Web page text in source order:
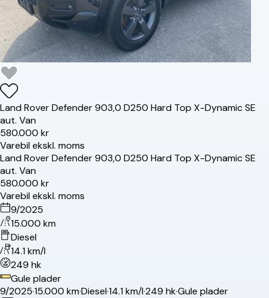
Land RoverDefender 903,0 D250 Hard Top X-Dynamic SE
aut. Van
580.000 kr
Varebil ekskl. moms
Land RoverDefender 903,0 D250 Hard Top X-Dynamic SE
aut. Van
580.000 kr
Varebil ekskl. moms
9/2025
15.000 km
Diesel
14.1 km/l
249 hk
Gule plader
9/2025·15.000 km·Diesel·14.1 km/l·249 hk·Gule plader